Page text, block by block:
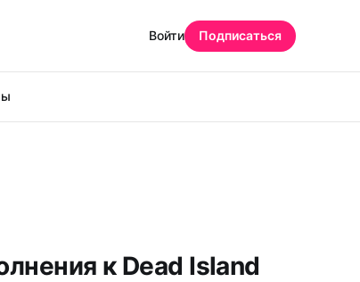
Войти Подписаться
к Dead Island